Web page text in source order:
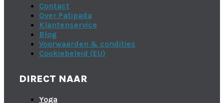
Contact
Over Patipada
Klantenservice
Blog
Voorwaarden & condities
Cookiebeleid (EU)
DIRECT NAAR
Yoga